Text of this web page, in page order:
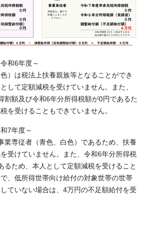
和6年度～
）は税法上扶養親族等となることができ
して定額減税を受けていません。また、
割額及び令和6年分所得税額が0円であるた
を受けることもできていません。
7年度～
業専従者（青色、白色）であるため、扶養
受けていません。また、令和6年分所得税
るため、本人として定額減税を受けること
、低所得世帯向け給付の対象世帯の世帯
ていない場合は、4万円の不足額給付を受